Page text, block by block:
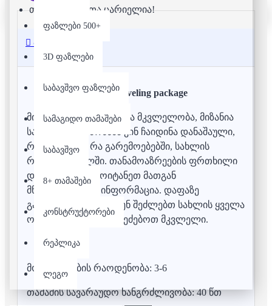
ფაზლები 500+
3D ფაზლები
საბავშვო ფაზლები
სამაგიდო თამაშები
საბავშვო
8+ თამაშები
კონსტრუქტორები
რეპლიკა
ლეგო
თქვენი კალათა ცარიელია!
აღწერა
Clue - Traveling package
მისტიურ სახლში მოხდა მკვლელობა, მიზანია
საიდუმლოს ამოხსნა ვინ ჩაიდინა დანაშაული,
რა იარაღით, რა გარემოებებში, სახლის
რომელ ნაწილში. თანამოაზრეების ფრთხილი
დაკითხვით, გამოიტანეთ მათგან
მნიშვნელოვანი ინფორმაცია. დაფაზე
გადადგილებით თქვენ შეძლებთ სახლის ყველა
ოთახი მოიაროთ და ეძებოთ მკვლელი.
მოთამაშეების რაოდენობა: 3-6
თამაშის სავარაუდო ხანგრძლივობა: 40 წთ